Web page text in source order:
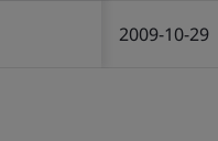
2009-10-29